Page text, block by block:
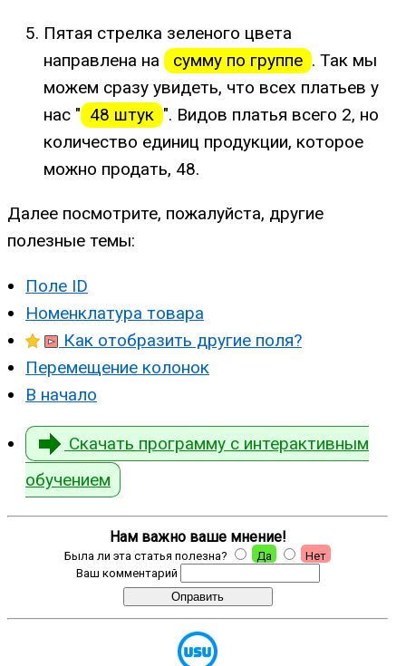
Пятая стрелка зеленого цвета
направлена на
сумму по группе . Так мы
можем сразу увидеть, что всех платьев у
нас " 48 штук ". Видов платья всего 2, но
количество единиц продукции, которое
можно продать, 48.
Далее посмотрите, пожалуйста, другие
полезные темы:
Поле ID
Номенклатура товара
Как отобразить другие поля?
Перемещение колонок
В начало
Скачать программу с интерактивным
обучением
Нам важно ваше мнение!
Была ли эта статья полезна? Да
Нет
Ваш комментарий